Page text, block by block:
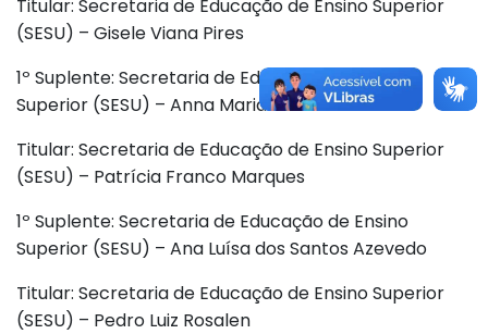
Titular: Secretaria de Educação de Ensino Superior
(SESU) – Gisele Viana Pires
1º Suplente: Secretaria de Educação de Ensino
Superior (SESU) – Anna Maria Lima Sales
Titular: Secretaria de Educação de Ensino Superior
(SESU) – Patrícia Franco Marques
1º Suplente: Secretaria de Educação de Ensino
Superior (SESU) – Ana Luísa dos Santos Azevedo
Titular: Secretaria de Educação de Ensino Superior
(SESU) – Pedro Luiz Rosalen